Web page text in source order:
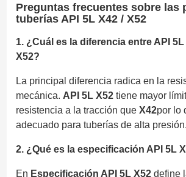
Preguntas frecuentes sobre las
tuberías API 5L X42 / X52
1. ¿Cuál es la diferencia entre API
X52?
La principal diferencia radica en la
mecánica. API 5L X52 tiene mayor
resistencia a la tracción queX42por lo
adecuado para tuberías de alta presión.
2. ¿Qué es la especificación API 5L
En Especificación API 5L X52 define